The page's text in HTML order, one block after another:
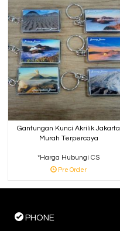
Gantungan Kunci Akrilik Jakarta
Murah Terpercaya
*Harga Hubungi CS
Pre Order
PHONE